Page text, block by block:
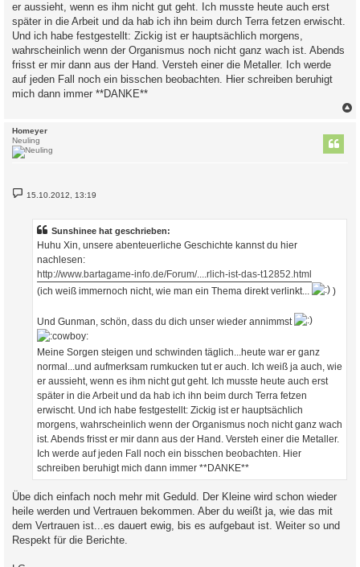
er aussieht, wenn es ihm nicht gut geht. Ich musste heute auch erst
später in die Arbeit und da hab ich ihn beim durch Terra fetzen erwischt.
Und ich habe festgestellt: Zickig ist er hauptsächlich morgens,
wahrscheinlich wenn der Organismus noch nicht ganz wach ist. Abends
frisst er mir dann aus der Hand. Versteh einer die Metaller. Ich werde
auf jeden Fall noch ein bisschen beobachten. Hier schreiben beruhigt
mich dann immer **DANKE**
Homeyer
Neuling
B
e
15.10.2012, 13:19
Sunshinee hat geschrieben:
Huhu Xin, unsere abenteuerliche Geschichte kannst du hier
nachlesen:
http://www.bartagame-info.de/Forum/....rlich-ist-das-t12852.html
(ich weiß immernoch nicht, wie man ein Thema direkt verlinkt...
)
Und Gunman, schön, dass du dich unser wieder annimmst
Meine Sorgen steigen und schwinden täglich...heute war er ganz
normal...und aufmerksam rumkucken tut er auch. Ich weiß ja auch, wie
er aussieht, wenn es ihm nicht gut geht. Ich musste heute auch erst
später in die Arbeit und da hab ich ihn beim durch Terra fetzen
erwischt. Und ich habe festgestellt: Zickig ist er hauptsächlich
morgens, wahrscheinlich wenn der Organismus noch nicht ganz wach
ist. Abends frisst er mir dann aus der Hand. Versteh einer die Metaller.
Ich werde auf jeden Fall noch ein bisschen beobachten. Hier
schreiben beruhigt mich dann immer **DANKE**
Übe dich einfach noch mehr mit Geduld. Der Kleine wird schon wieder
heile werden und Vertrauen bekommen. Aber du weißt ja, wie das mit
dem Vertrauen ist...es dauert ewig, bis es aufgebaut ist. Weiter so und
Respekt für die Berichte.